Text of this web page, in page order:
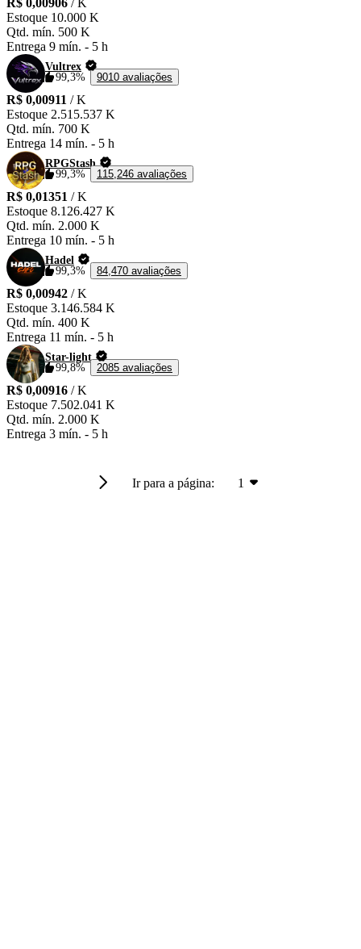
R$ 0,00906 / K
Estoque 10.000 K
Qtd. mín. 500 K
Entrega 9 mín. - 5 h
Vultrex
99,3%
9010 avaliações
R$ 0,00911 / K
Estoque 2.515.537 K
Qtd. mín. 700 K
Entrega 14 mín. - 5 h
RPGStash
99,3%
115,246 avaliações
R$ 0,01351 / K
Estoque 8.126.427 K
Qtd. mín. 2.000 K
Entrega 10 mín. - 5 h
Hadel
99,3%
84,470 avaliações
R$ 0,00942 / K
Estoque 3.146.584 K
Qtd. mín. 400 K
Entrega 11 mín. - 5 h
Star-light
99,8%
2085 avaliações
R$ 0,00916 / K
Estoque 7.502.041 K
Qtd. mín. 2.000 K
Entrega 3 mín. - 5 h
Ir para a página: 1